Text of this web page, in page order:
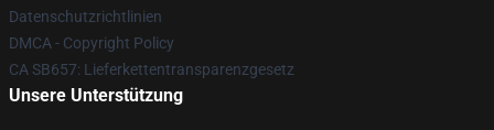
Datenschutzrichtlinien
DMCA - Copyright Policy
CA SB657: Lieferkettentransparenzgesetz
Unsere Unterstützung